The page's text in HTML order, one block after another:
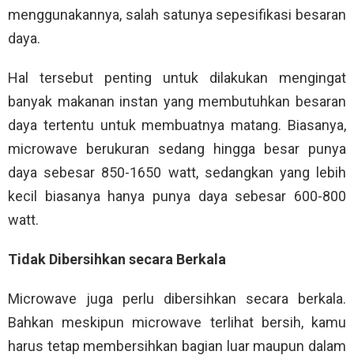
menggunakannya, salah satunya sepesifikasi besaran
daya.
Hal tersebut penting untuk dilakukan mengingat
banyak makanan instan yang membutuhkan besaran
daya tertentu untuk membuatnya matang. Biasanya,
microwave berukuran sedang hingga besar punya
daya sebesar 850-1650 watt, sedangkan yang lebih
kecil biasanya hanya punya daya sebesar 600-800
watt.
Tidak Dibersihkan secara Berkala
Microwave juga perlu dibersihkan secara berkala.
Bahkan meskipun microwave terlihat bersih, kamu
harus tetap membersihkan bagian luar maupun dalam